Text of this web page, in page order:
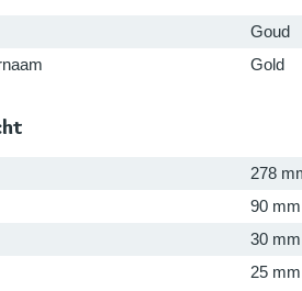
Goud
Gold
278
90 mm
30 mm
25 mm